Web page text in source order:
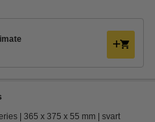
365 x 375 x 55 mm svart